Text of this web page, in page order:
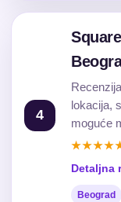
4
lokacija,
moguće
Detaljna
Beograd